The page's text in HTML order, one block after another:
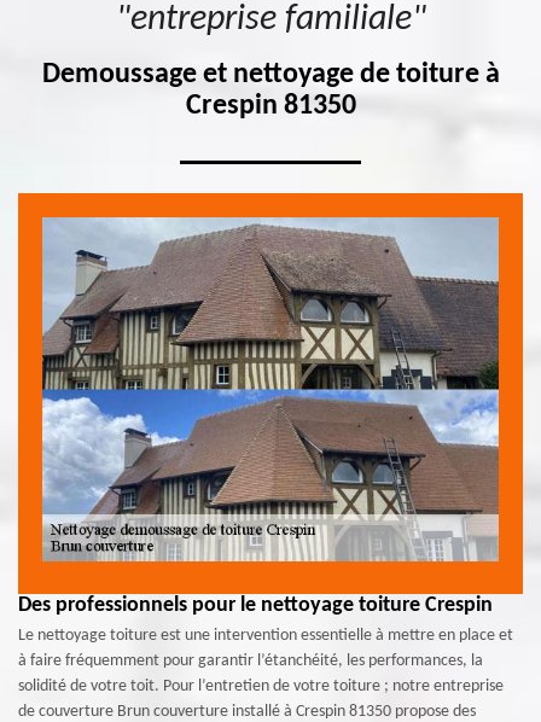
"entreprise familiale"
Demoussage et nettoyage de toiture à
Crespin 81350
Des professionnels pour le nettoyage toiture Crespin
Le nettoyage toiture est une intervention essentielle à mettre en place et
à faire fréquemment pour garantir l’étanchéité, les performances, la
solidité de votre toit. Pour l’entretien de votre toiture ; notre entreprise
de couverture Brun couverture installé à Crespin 81350 propose des